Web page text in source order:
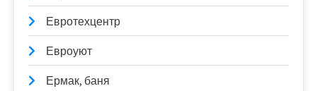
Евротехцентр
Евроуют
Ермак, баня